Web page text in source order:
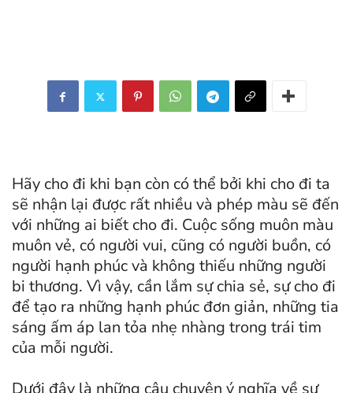
Hãy cho đi khi bạn còn có thể bởi khi cho đi ta
sẽ nhận lại được rất nhiều và phép màu sẽ đến
với những ai biết cho đi. Cuộc sống muôn màu
muôn vẻ, có người vui, cũng có người buồn, có
người hạnh phúc và không thiếu những người
bi thương. Vì vậy, cần lắm sự chia sẻ, sự cho đi
để tạo ra những hạnh phúc đơn giản, những tia
sáng ấm áp lan tỏa nhẹ nhàng trong trái tim
của mỗi người.